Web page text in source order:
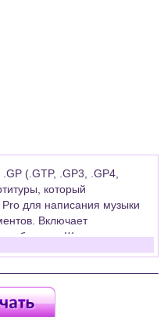
(.GTP, .GP3, .GP4,
который
для написания музыки
Включает
банджо. Широко
которые затем
Вам необходимо
программу Guitar